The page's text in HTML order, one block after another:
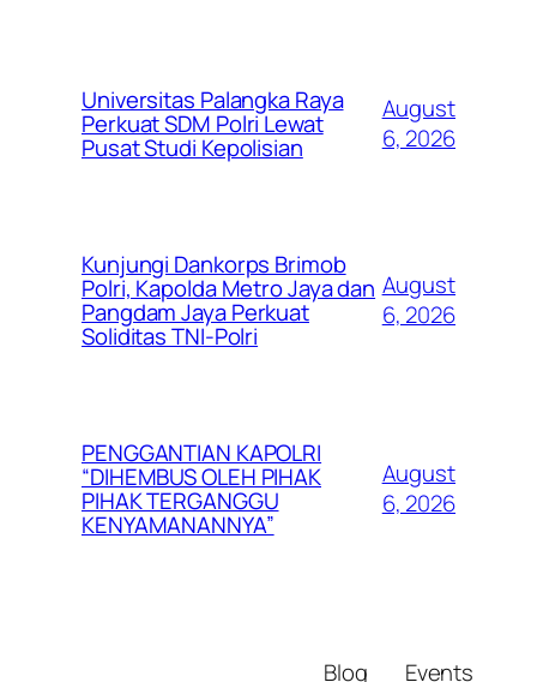
Universitas Palangka Raya
Perkuat SDM Polri Lewat
Pusat Studi Kepolisian
August
6, 2026
Kunjungi Dankorps Brimob
Polri, Kapolda Metro Jaya dan
Pangdam Jaya Perkuat
Soliditas TNI-Polri
August
6, 2026
PENGGANTIAN KAPOLRI
“DIHEMBUS OLEH PIHAK
PIHAK TERGANGGU
KENYAMANANNYA”
August
6, 2026
Blog Events